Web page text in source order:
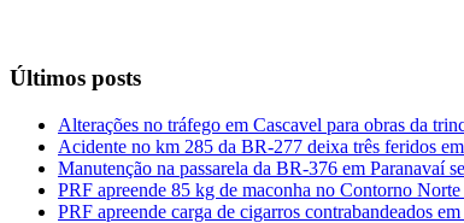
Últimos posts
Alterações no tráfego em Cascavel para obras da
Acidente no km 285 da BR-277 deixa três feridos
Manutenção na passarela da BR-376 em Paranavaí
PRF apreende 85 kg de maconha no Contorno
PRF apreende carga de cigarros contrabandeados